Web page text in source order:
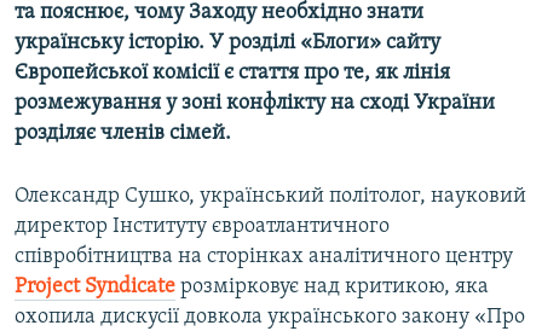
та пояснює, чому Заходу необхідно знати
українську історію. У розділі «Блоги» сайту
Європейської комісії є стаття про те, як лінія
розмежування у зоні конфлікту на сході України
розділяє членів сімей.
Олександр Сушко, український політолог, науковий
директор Інституту євроатлантичного
співробітництва на сторінках аналітичного центру
Project Syndicate розмірковує над критикою, яка
охопила дискусії довкола українського закону «Про